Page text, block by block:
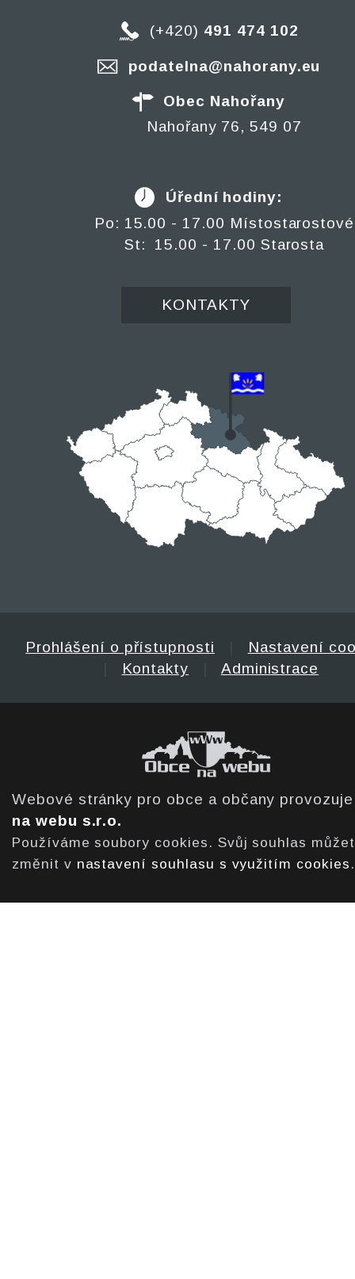
(+420) 491 474 102
podatelna@nahorany.eu
Obec Nahořany
Nahořany 76, 549 07
Úřední hodiny:
Po: 15.00 - 17.00 Místostarostové
St: 15.00 - 17.00 Starosta
KONTAKTY
Prohlášení o přístupnosti
Nastavení
Kontakty Administrace
Webové stránky pro obce a občany
na webu s.r.o.
Používáme soubory cookies. Svůj souhlas
změnit v nastavení souhlasu s využitím cookies .